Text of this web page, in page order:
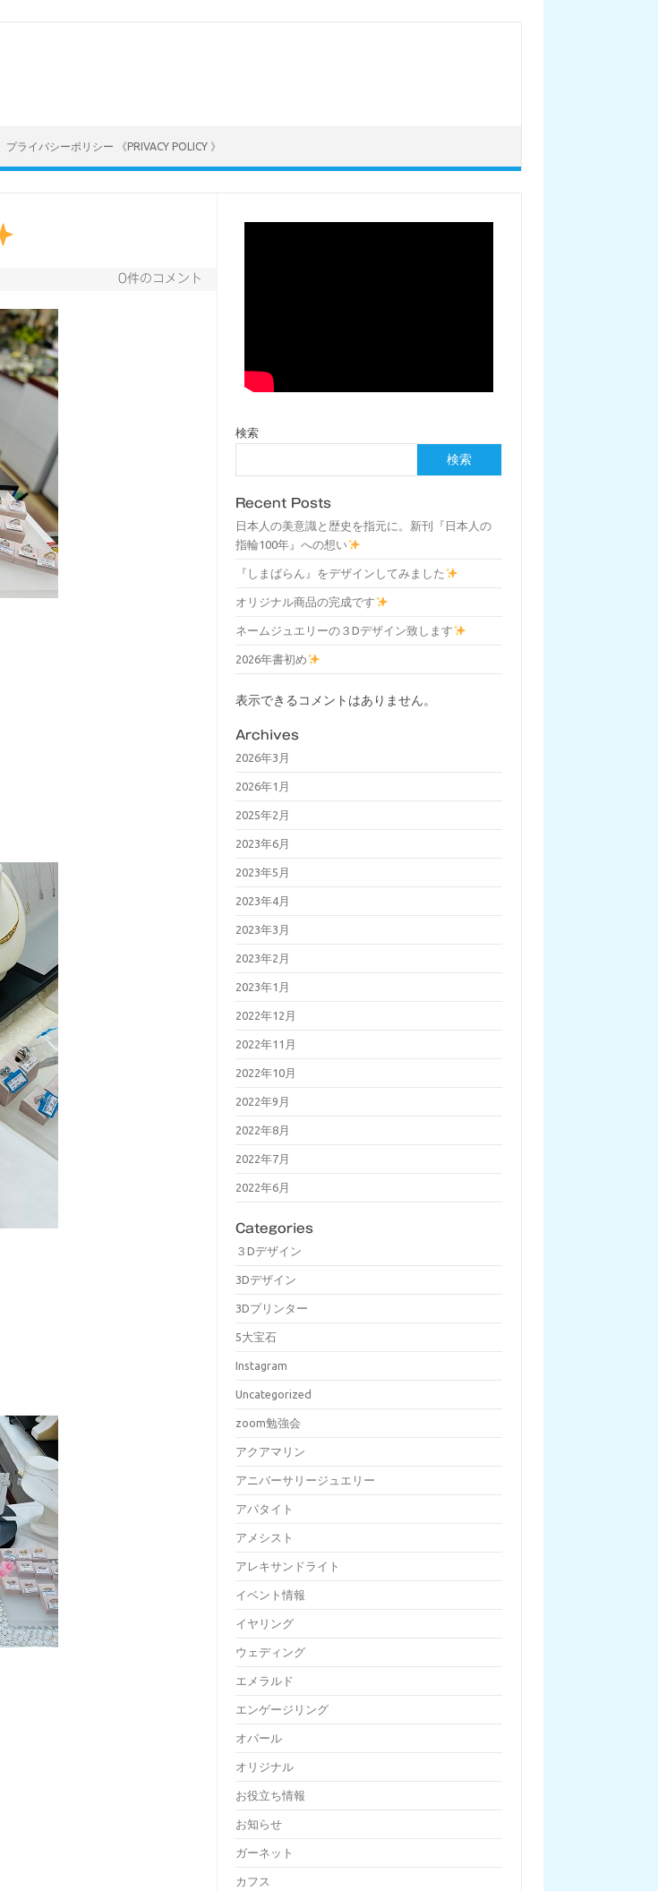
プライバシーポリシー 《PRIVACY POLICY 》
0件のコメント
検索
検索
Recent Posts
日本人の美意識と歴史を指元に。新刊『日本人の
指輪100年』への想い
『しまばらん』をデザインしてみました
オリジナル商品の完成です
ネームジュエリーの３Dデザイン致します
2026年書初め
表示できるコメントはありません。
Archives
2026年3月
2026年1月
2025年2月
2023年6月
2023年5月
2023年4月
2023年3月
2023年2月
2023年1月
2022年12月
2022年11月
2022年10月
2022年9月
2022年8月
2022年7月
2022年6月
Categories
３Dデザイン
3Dデザイン
3Dプリンター
5大宝石
Instagram
Uncategorized
zoom勉強会
アクアマリン
アニバーサリージュエリー
アパタイト
アメシスト
アレキサンドライト
イベント情報
イヤリング
ウェディング
エメラルド
エンゲージリング
オパール
オリジナル
お役立ち情報
お知らせ
ガーネット
カフス